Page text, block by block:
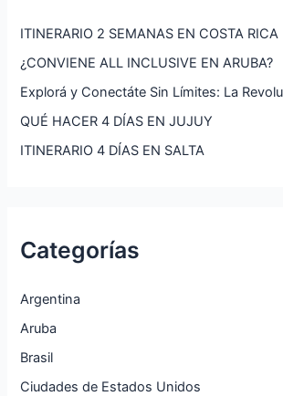
ITINERARIO 2 SEMANAS EN COSTA RICA
¿CONVIENE ALL INCLUSIVE EN ARUBA?
Explorá y Conectáte Sin Límites: La
QUÉ HACER 4 DÍAS EN JUJUY
ITINERARIO 4 DÍAS EN SALTA
Categorías
Argentina
Aruba
Brasil
Ciudades de Estados Unidos